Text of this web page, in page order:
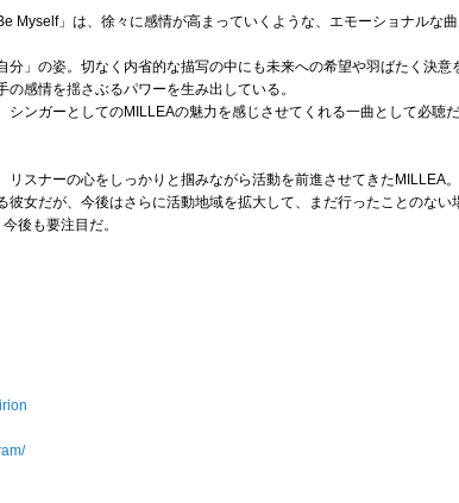
Myself」は、徐々に感情が高まっていくような、エモーショナルな
」の姿。切なく内省的な描写の中にも未来への希望や羽ばたく決
感情を揺さぶるパワーを生み出している。
ンガーとしてのMILLEAの魅力を感じさせてくれる一曲として必聴だ
スナーの心をしっかりと掴みながら活動を前進させてきたMILLEA。
女だが、今後はさらに活動地域を拡大して、まだ行ったことのない
後も要注目だ。